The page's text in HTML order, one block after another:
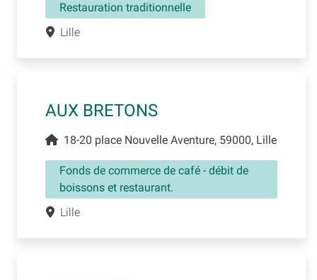
Restauration traditionnelle
Lille
AUX BRETONS
18-20 place Nouvelle Aventure, 59000, Lille
Fonds de commerce de café - débit de
boissons et restaurant.
Lille